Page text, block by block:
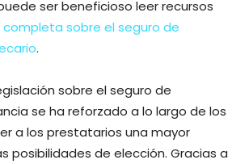
ser beneficioso leer recursos
sobre el seguro de
.
sobre el seguro de
se ha reforzado a lo largo de los
a los prestatarios una mayor
posibilidades de elección. Gracias a